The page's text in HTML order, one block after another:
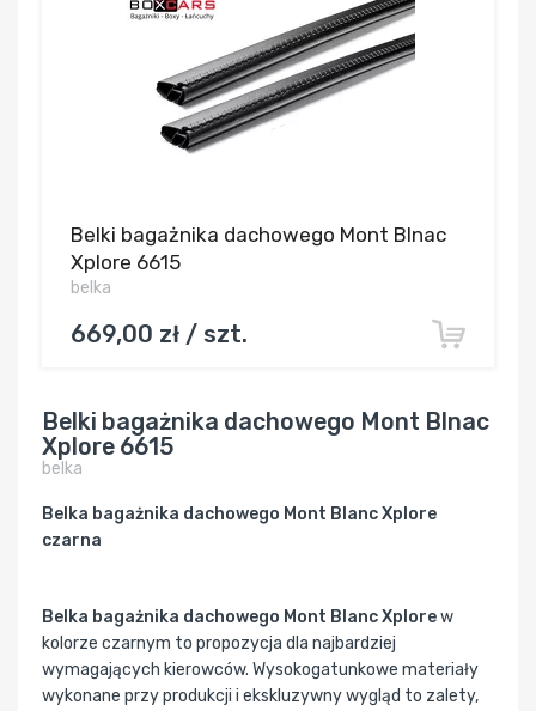
Belki bagażnika dachowego Mont Blnac
Xplore 6615
belka
669,00 zł / szt.
Belki bagażnika dachowego Mont Blnac
Xplore 6615
belka
Belka bagażnika dachowego Mont Blanc Xplore
czarna
Belka bagażnika dachowego Mont Blanc Xplorew
kolorze czarnym to propozycja dla najbardziej
wymagających kierowców. Wysokogatunkowe materiały
wykonane przy produkcji i ekskluzywny wygląd to zalety,